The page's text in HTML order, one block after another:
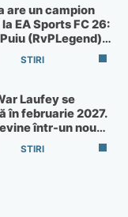
are un campion
EA Sports FC 26:
(RvPLegend)
de la Paris
STIRI
Laufey se
în februarie 2027.
într-un nou
STIRI